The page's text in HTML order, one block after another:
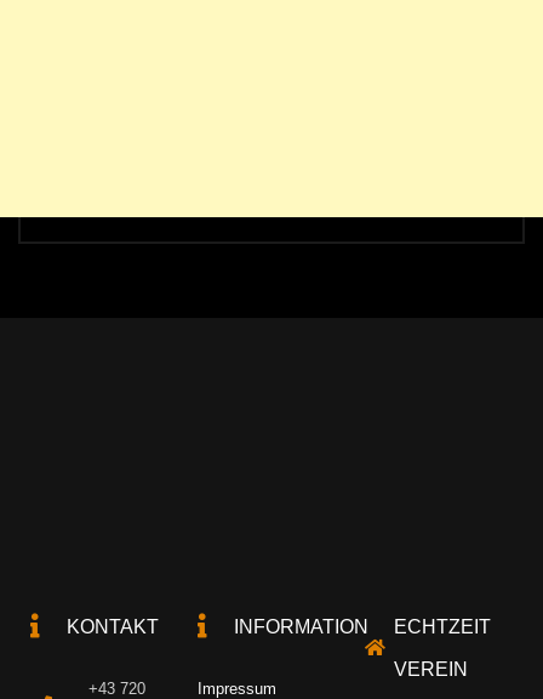
KONTAKT
+43 720
INFORMATION
Impressum
ECHTZEIT
VEREIN